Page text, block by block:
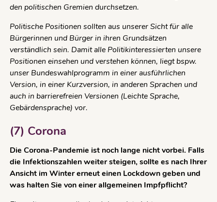
den politischen Gremien durchsetzen.
Politische Positionen sollten aus unserer Sicht für alle
Bürgerinnen und Bürger in ihren Grundsätzen
verständlich sein. Damit alle Politikinteressierten unsere
Positionen einsehen und verstehen können, liegt bspw.
unser Bundeswahlprogramm in einer ausführlichen
Version, in einer Kurzversion, in anderen Sprachen und
auch in barrierefreien Versionen (Leichte Sprache,
Gebärdensprache) vor.
(7) Corona
Die Corona-Pandemie ist noch lange nicht vorbei. Falls
die Infektionszahlen weiter steigen, sollte es nach Ihrer
Ansicht im Winter erneut einen Lockdown geben und
was halten Sie von einer allgemeinen Impfpflicht?